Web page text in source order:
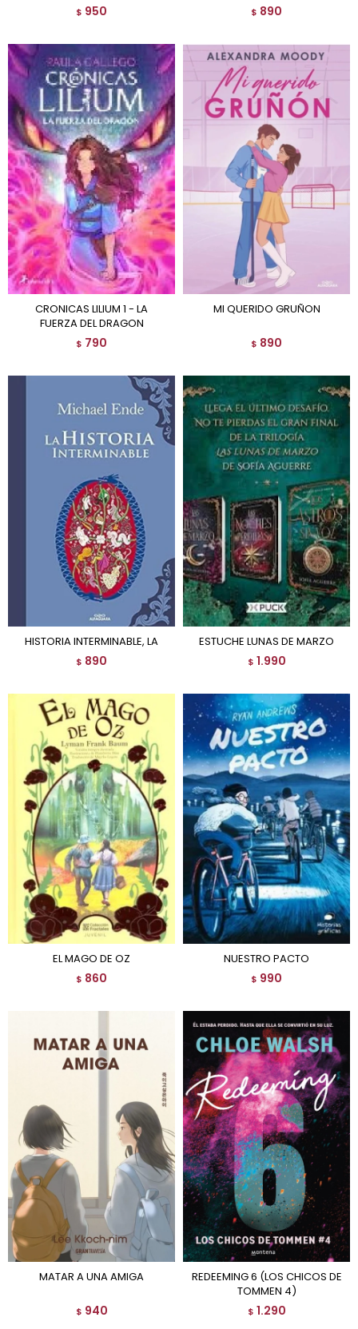
$ 950 $ 890
CRONICAS LILIUM 1 - LA
FUERZA DEL DRAGON
$ 790
MI QUERIDO GRUÑON
$ 890
HISTORIA INTERMINABLE, LA
$ 890
ESTUCHE LUNAS DE MARZO
$ 1.990
EL MAGO DE OZ
$ 860
NUESTRO PACTO
$ 990
MATAR A UNA AMIGA
$ 940
REDEEMING 6 (LOS CHICOS DE
TOMMEN 4)
$ 1.290